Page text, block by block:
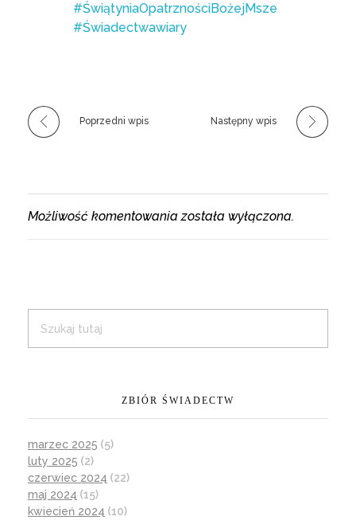
#ŚwiątyniaOpatrznościBożejMsze
#Świadectwawiary
Poprzedni wpis Następny wpis
Możliwość komentowania została wyłączona.
ZBIÓR ŚWIADECTW
marzec 2025 (5)
luty 2025 (2)
czerwiec 2024 (22)
maj 2024 (15)
kwiecień 2024 (10)